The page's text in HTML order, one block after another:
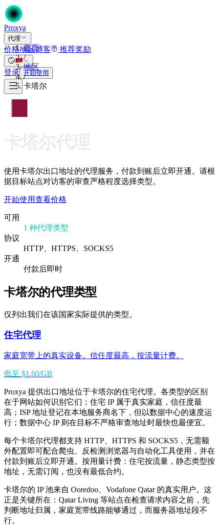
Proxya
代理
价格地区博客 推荐奖励
登录 开始使用
首页
/
地区
/
卡塔尔
使用卡塔尔出口地址的代理服务，付款到账后立即开通。请根
据目标站点对访客的审查严格程度选择类型。
开始使用查看价格
可用
1 种代理类型
协议
HTTP、HTTPS、SOCKS5
开通
付款后即时
卡塔尔的代理类型
仅列出我们在该国家实际提供的类型。
住宅代理
家庭宽带上的真实设备。信任度最高，按流量计费。
低至 $1.60/GB
Proxya 提供出口地址位于卡塔尔的住宅代理。各类型的区别
在于网站如何识别它们：住宅 IP 属于真实家庭，信任度最
高；ISP 地址登记在本地服务商名下，但以数据中心的速度运
行；数据中心 IP 则在目标不严格审查地址时最快也最便宜。
每个卡塔尔代理都支持 HTTP、HTTPS 和 SOCKS5，无需额
外配置即可配合爬虫、反检测浏览器与自动化工具使用，并在
付款到账后立即开通。按用量计费：住宅按流量，静态类型按
地址，无需订阅，也没有最低合约。
卡塔尔的 IP 池来自 Ooredoo、Vodafone Qatar 的真实用户。这
正是关键所在：Qatar Living 等站点在检查请求内容之前，先
判断地址归属，家庭宽带线路能够通过，而服务器地址段不
行。